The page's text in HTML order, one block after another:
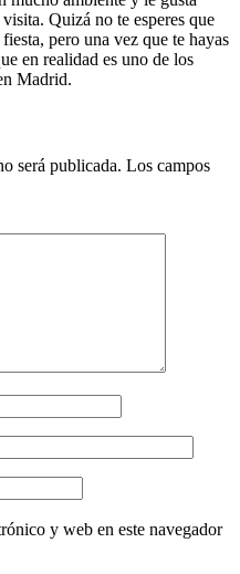
Quizá no te esperes que
pero una vez que te hayas
en realidad es uno de los
Madrid.
será publicada. Los campos
y web en este navegador